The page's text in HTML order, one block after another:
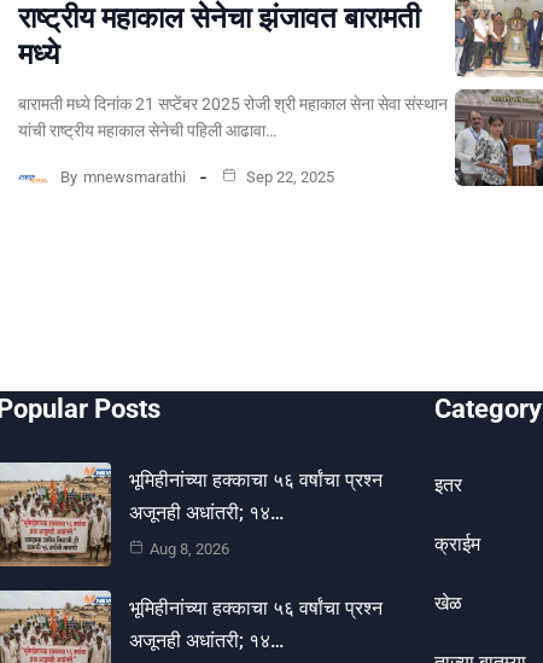
राष्ट्रीय महाकाल सेनेचा झंजावत बारामती
मध्ये
बारामती मध्ये दिनांक 21 सप्टेंबर 2025 रोजी श्री महाकाल सेना सेवा संस्थान
यांची राष्ट्रीय महाकाल सेनेची पहिली आढावा…
By mnewsmarathi Sep 22, 2025
Popular Posts
भूमिहीनांच्या हक्काचा ५६ वर्षांचा प्रश्न
अजूनही अधांतरी; १४…
Aug 8, 2026
भूमिहीनांच्या हक्काचा ५६ वर्षांचा प्रश्न
अजूनही अधांतरी; १४…
Category
इतर
क्राईम
खेळ